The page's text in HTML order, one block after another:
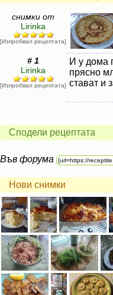
снимки от
Lirinka
[Изпробвал рецептата]
# 1
Lirinka
[Изпробвал рецептата]
И у дома
прясно
стават и
Сподели рецептата
Във форума
Нови снимки